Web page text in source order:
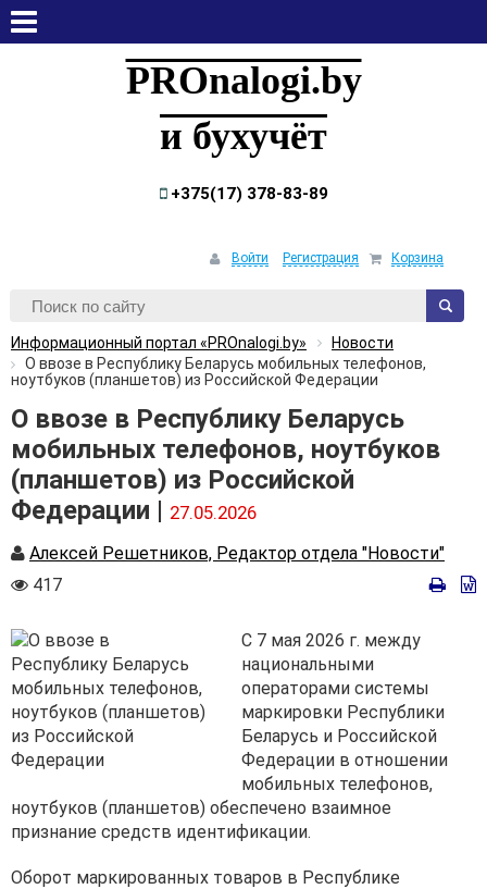
PROnalogi.by
и бухучёт
+375(17) 378-83-89
Войти Регистрация Корзина
Информационный портал «PROnalogi.by»
Новости
О ввозе в Республику Беларусь мобильных телефонов,
ноутбуков (планшетов) из Российской Федерации
О ввозе в Республику Беларусь
мобильных телефонов, ноутбуков
(планшетов) из Российской
Федерации | 27.05.2026
Автор
Алексей Решетников, Редактор отдела "Новости"
Количество
417
С 7 мая 2026 г. между
национальными
операторами системы
маркировки Республики
Беларусь и Российской
Федерации в отношении
мобильных телефонов,
ноутбуков (планшетов) обеспечено взаимное
признание средств идентификации.
Оборот маркированных товаров в Республике